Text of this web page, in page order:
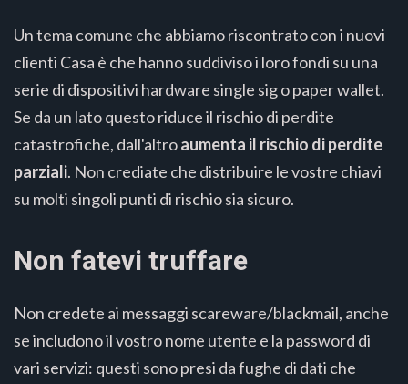
Un tema comune che abbiamo riscontrato con i nuovi
clienti Casa è che hanno suddiviso i loro fondi su una
serie di dispositivi hardware single sig o paper wallet.
Se da un lato questo riduce il rischio di perdite
catastrofiche, dall'altroaumenta il rischio di perdite
parziali. Non crediate che distribuire le vostre chiavi
su molti singoli punti di rischio sia sicuro.
Non fatevi truffare
Non credete ai messaggi scareware/blackmail, anche
se includono il vostro nome utente e la password di
vari servizi: questi sono presi da fughe di dati che